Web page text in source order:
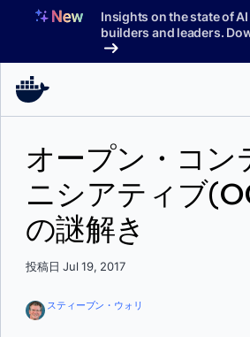
へ
Insights on the state of
builders and leaders.
サポート
索
オープン・コン
ニシアティブ
の謎解き
投稿日 Jul 19, 2017
スティーブン・ウォリ